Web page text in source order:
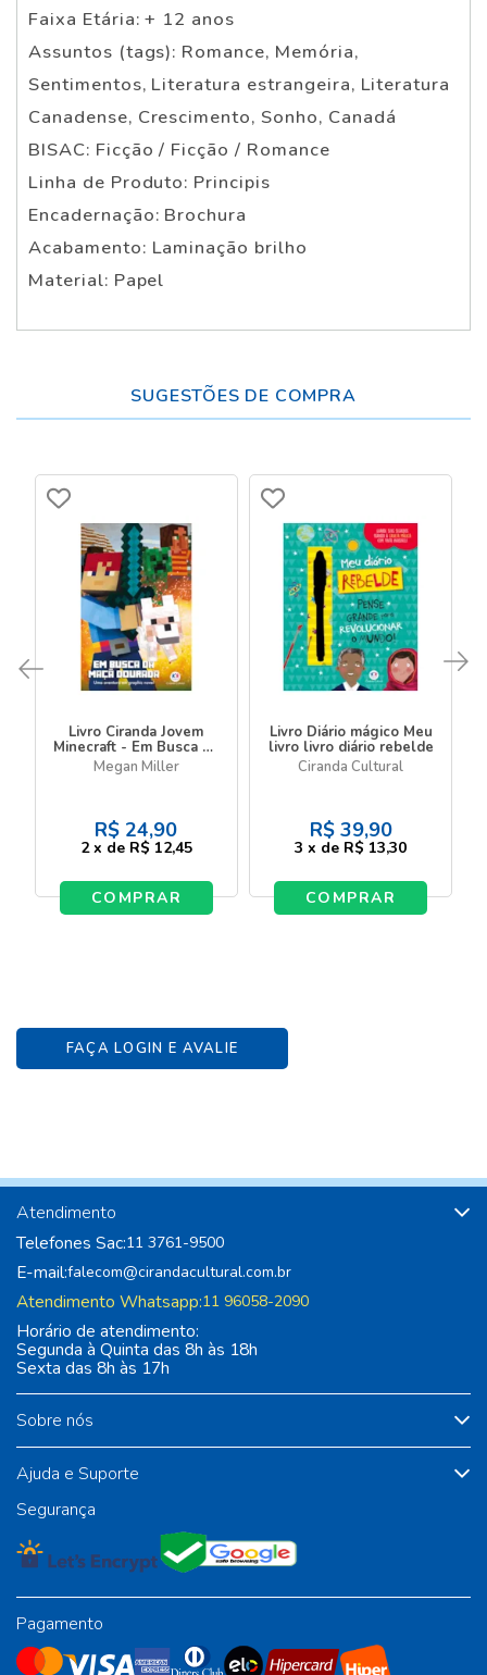
Faixa Etária: + 12 anos
Assuntos (tags): Romance, Memória,
Sentimentos, Literatura estrangeira, Literatura
Canadense, Crescimento, Sonho, Canadá
BISAC: Ficção / Ficção / Romance
Linha de Produto: Principis
Encadernação: Brochura
Acabamento: Laminação brilho
Material: Papel
SUGESTÕES DE COMPRA
Livro Ciranda Jovem
Minecraft - Em Busca da
Maça Dourada - Livro 1
Megan Miller
R$ 24,90
2 x de R$ 12,45
COMPRAR
Livro Diário mágico Meu
livro livro diário rebelde
Ciranda Cultural
R$ 39,90
3 x de R$ 13,30
COMPRAR
FAÇA LOGIN E AVALIE
Sobre nós
Ajuda e Suporte
Atendimento
Telefones Sac:11 3761-9500
E-mail:falecom@cirandacultural.com.br
Atendimento Whatsapp:11 96058-2090
Horário de atendimento:
Segunda à Quinta das 8h às 18h
Sexta das 8h às 17h
Segurança
Pagamento